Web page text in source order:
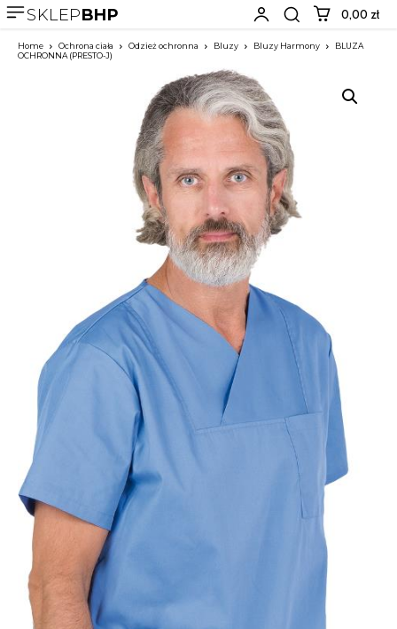
SKLEPBHP 0,00 zł
Home Ochrona ciała Odzież ochronna Bluzy Bluzy Harmony
BLUZA
OCHRONNA (PRESTO-J)